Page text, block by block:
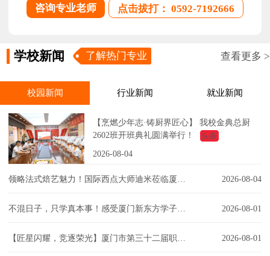
咨询专业老师 点击拔打： 0592-7192666
学校新闻 了解热门专业 查看更多 >
校园新闻 行业新闻 就业新闻
【烹燃少年志·铸厨界匠心】 我校金典总厨
2602班开班典礼圆满举行！
头条
2026-08-04
2026-08-04
2026-08-01
2026-08-01